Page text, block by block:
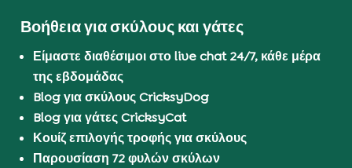
Βοήθεια για σκύλους και γάτες
Είμαστε διαθέσιμοι στο live chat 24/7, κάθε μέρα
της εβδομάδας
Blog για σκύλους CricksyDog
Blog για γάτες CricksyCat
Κουίζ επιλογής τροφής για σκύλους
Παρουσίαση 72 φυλών σκύλων